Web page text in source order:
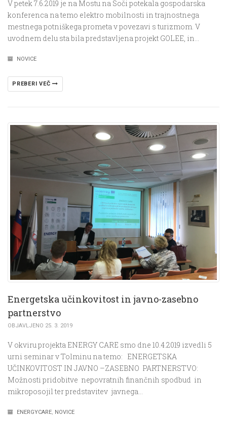
V petek 7.6.2019 je na Mostu na Soči potekala gospodarska
konferenca na temo elektro mobilnosti in trajnostnega
mestnega potniškega prometa v povezavi s turizmom. V
uvodnem delu sta bila predstavljena projekt GOLEE, in…
NOVICE
PREBERI VEČ
Energetska učinkovitost in javno-zasebno
partnerstvo
OBJAVLJENO 25. 3. 2019
V okviru projekta ENERGY CARE smo dne 10.4.2019 izvedli 5
urni seminar v Tolminu na temo: ENERGETSKA
UČINKOVITOST IN JAVNO –ZASEBNO PARTNERSTVO:
Možnosti pridobitve nepovratnih finančnih spodbud in
mikroposojil ter predstavitev javnega…
ENERGYCARE, NOVICE